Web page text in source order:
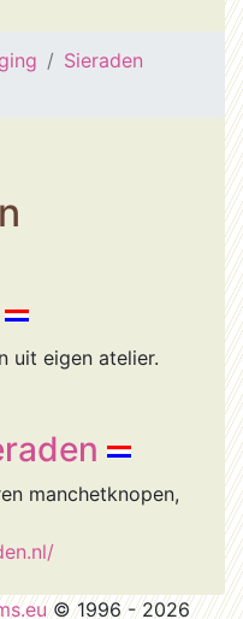
Sieraden
uit eigen atelier.
manchetknopen,
© 1996 - 2026